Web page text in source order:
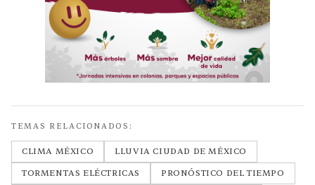
TEMAS RELACIONADOS:
CLIMA MÉXICO
LLUVIA CIUDAD DE MÉXICO
TORMENTAS ELÉCTRICAS
PRONÓSTICO DEL TIEMPO